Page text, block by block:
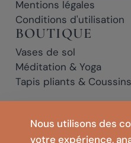
Nous utilisons des
votre expérience,
Mentions légales
Conditions d'utilisation
BOUTIQUE
Vases de sol
Méditation & Yoga
Tapis pliants &
* Liens affiliés : si vous cliquez sur
achat, nous pouvons percevoir
supplémentaires pour vous.